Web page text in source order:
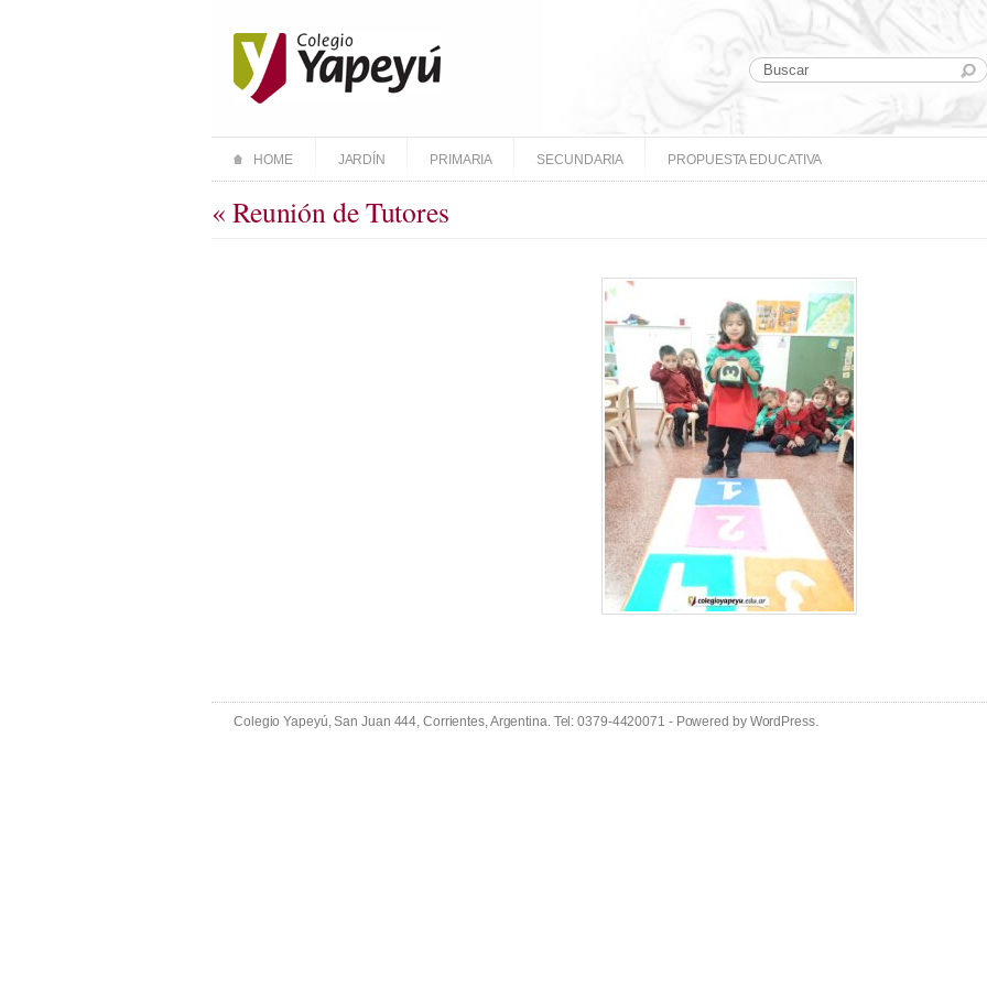
HOME JARDÍN PRIMARIA SECUNDARIA PROPUESTA EDUCATIVA
« Reunión de Tutores
Colegio Yapeyú, San Juan 444, Corrientes, Argentina. Tel: 0379-4420071 - Powered by WordPress.